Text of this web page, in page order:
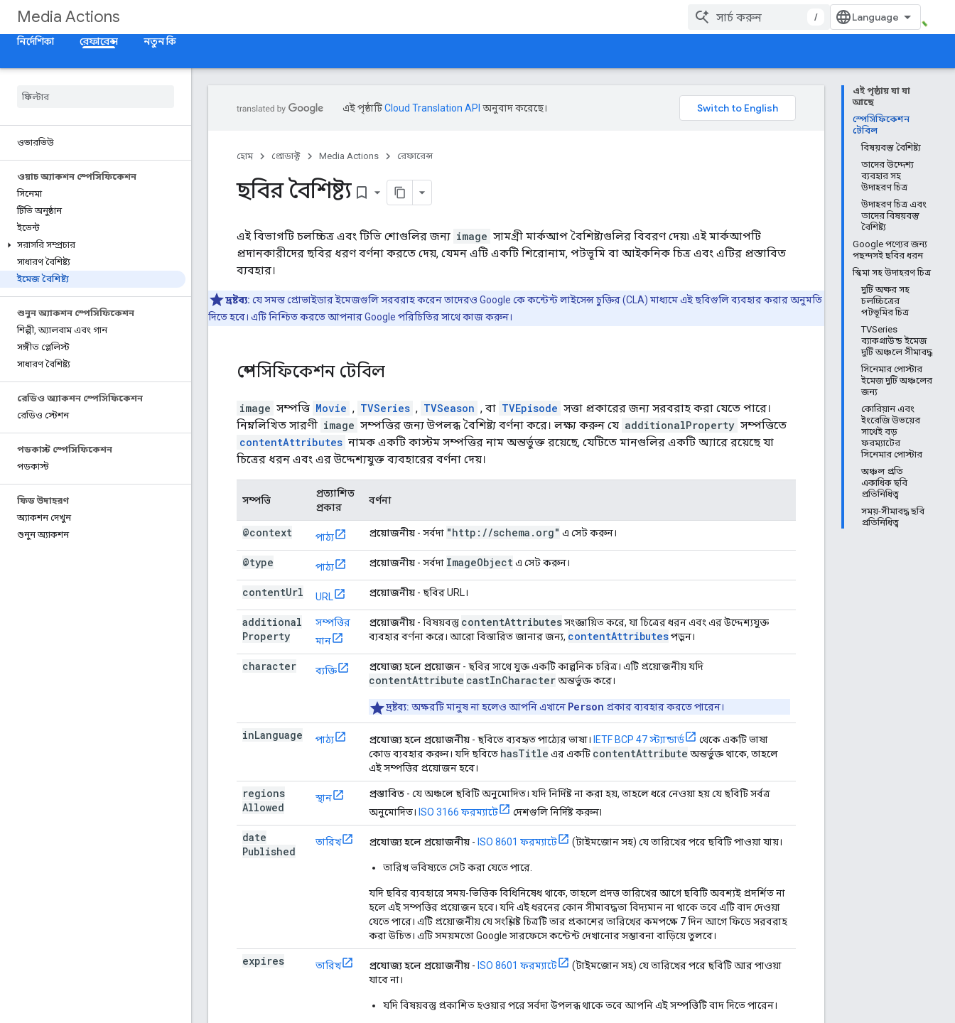
Media Actions
/
নির্দেশিকা
রেফারেন্স নতুন কি
ওভারভিউ
ওয়াচ অ্যাকশন স্পেসিফিকেশন
সিনেমা
টিভি অনুষ্ঠান
ইভেন্ট
সরাসরি সম্প্রচার
সাধারণ বৈশিষ্ট্য
ইমেজ বৈশিষ্ট্য
শুনুন অ্যাকশন স্পেসিফিকেশন
শিল্পী, অ্যালবাম এবং গান
সঙ্গীত প্লেলিস্ট
সাধারণ বৈশিষ্ট্য
রেডিও অ্যাকশন স্পেসিফিকেশন
রেডিও স্টেশন
পডকাস্ট স্পেসিফিকেশন
পডকাস্ট
ফিড উদাহরণ
অ্যাকশন দেখুন
শুনুন অ্যাকশন
এই পৃষ্ঠায় যা যা
আছে
স্পেসিফিকেশন
টেবিল
বিষয়বস্তু বৈশিষ্ট্য
তাদের উদ্দেশ্য
ব্যবহার সহ
উদাহরণ চিত্র
উদাহরণ চিত্র এবং
তাদের বিষয়বস্তু
বৈশিষ্ট্য
Google পণ্যের জন্য
পছন্দসই ছবির ধরন
স্কিমা সহ উদাহরণ চিত্র
দুটি অক্ষর সহ
চলচ্চিত্রের
পটভূমির চিত্র
TVSeries
ব্যাকগ্রাউন্ড ইমেজ
দুটি অঞ্চলে সীমাবদ্ধ
সিনেমার পোস্টার
ইমেজ দুটি অঞ্চলের
জন্য
কোরিয়ান এবং
ইংরেজি উভয়ের
সাথেই বড়
ফরম্যাটের
সিনেমার পোস্টার
অঞ্চল প্রতি
একাধিক ছবি
প্রতিনিধিত্ব
সময়-সীমাবদ্ধ ছবি
প্রতিনিধিত্ব
এই পৃষ্ঠাটিCloud Translation API অনুবাদ করেছে।
হোম প্রোডাক্ট Media Actions রেফারেন্স
ছবির বৈশিষ্ট্য bookmark_border
এই বিভাগটি চলচ্চিত্র এবং টিভি শোগুলির জন্য image সামগ্রী মার্কআপ বৈশিষ্ট্যগুলির বিবরণ দেয়৷ এই মার্কআপটি
প্রদানকারীদের ছবির ধরণ বর্ণনা করতে দেয়, যেমন এটি একটি শিরোনাম, পটভূমি বা আইকনিক চিত্র এবং এটির প্রস্তাবিত
ব্যবহার।
দ্রষ্টব্য: যে সমস্ত প্রোভাইডার ইমেজগুলি সরবরাহ করেন তাদেরও Google কে কন্টেন্ট লাইসেন্স চুক্তির (CLA) মাধ্যমে এই ছবিগুলি ব্যবহার করার অনুমতি
দিতে হবে। এটি নিশ্চিত করতে আপনার Google পরিচিতির সাথে কাজ করুন।
স্পেসিফিকেশন টেবিল
image সম্পত্তি Movie , TVSeries , TVSeason , বা TVEpisode সত্তা প্রকারের জন্য সরবরাহ করা যেতে পারে।
নিম্নলিখিত সারণী image সম্পত্তির জন্য উপলব্ধ বৈশিষ্ট্য বর্ণনা করে। লক্ষ্য করুন যে additionalProperty সম্পত্তিতে
contentAttributes নামক একটি কাস্টম সম্পত্তির নাম অন্তর্ভুক্ত রয়েছে, যেটিতে মানগুলির একটি অ্যারে রয়েছে যা
চিত্রের ধরন এবং এর উদ্দেশ্যযুক্ত ব্যবহারের বর্ণনা দেয়।
সম্পত্তি
প্রত্যাশিত
প্রকার
বর্ণনা
@context পাঠ্য প্রয়োজনীয় - সর্বদা "http: //schema . org" এ সেট করুন।
@type পাঠ্য প্রয়োজনীয় - সর্বদা ImageObjectএ সেট করুন।
contentUrl URL প্রয়োজনীয় - ছবির URL।
additional
Property
সম্পত্তির
মান
প্রয়োজনীয় - বিষয়বস্তু contentAttributesসংজ্ঞায়িত করে, যা চিত্রের ধরন এবং এর উদ্দেশ্যযুক্ত
ব্যবহার বর্ণনা করে। আরো বিস্তারিত জানার জন্য, contentAttributesপড়ুন।
character ব্যক্তি প্রযোজ্য হলে প্রয়োজন - ছবির সাথে যুক্ত একটি কাল্পনিক চরিত্র। এটি প্রয়োজনীয় যদি
contentAttribute castInCharacterঅন্তর্ভুক্ত করে।
দ্রষ্টব্য: অক্ষরটি মানুষ না হলেও আপনি এখানে Person প্রকার ব্যবহার করতে পারেন।
inLanguage পাঠ্য প্রযোজ্য হলে প্রয়োজনীয় - ছবিতে ব্যবহৃত পাঠ্যের ভাষা। IETF BCP 47 স্ট্যান্ডার্ড
থেকে একটি ভাষা
কোড ব্যবহার করুন। যদি ছবিতে hasTitle এর একটি contentAttribute অন্তর্ভুক্ত থাকে, তাহলে
এই সম্পত্তির প্রয়োজন হবে।
regions
Allowed
স্থান প্রস্তাবিত - যে অঞ্চলে ছবিটি অনুমোদিত। যদি নির্দিষ্ট না করা হয়, তাহলে ধরে নেওয়া হয় যে ছবিটি সর্বত্র
অনুমোদিত। ISO 3166 ফরম্যাটে দেশগুলি নির্দিষ্ট করুন৷
date
Published
তারিখ প্রযোজ্য হলে প্রয়োজনীয় - ISO 8601 ফরম্যাটে (টাইমজোন সহ) যে তারিখের পরে ছবিটি পাওয়া যায়।
তারিখ ভবিষ্যতে সেট করা যেতে পারে.
যদি ছবির ব্যবহারে সময়-ভিত্তিক বিধিনিষেধ থাকে, তাহলে প্রদত্ত তারিখের আগে ছবিটি অবশ্যই প্রদর্শিত না
হলে এই সম্পত্তির প্রয়োজন হবে। যদি এই ধরনের কোন সীমাবদ্ধতা বিদ্যমান না থাকে তবে এটি বাদ দেওয়া
যেতে পারে। এটি প্রয়োজনীয় যে সংশ্লিষ্ট চিত্রটি তার প্রকাশের তারিখের কমপক্ষে 7 দিন আগে ফিডে সরবরাহ
করা উচিত। এটি সময়মতো Google সারফেসে কন্টেন্ট দেখানোর সম্ভাবনা বাড়িয়ে তুলবে।
expires তারিখ প্রযোজ্য হলে প্রয়োজনীয় - ISO 8601 ফরম্যাটে
(টাইমজোন সহ) যে তারিখের পরে ছবিটি আর পাওয়া
যাবে না।
যদি বিষয়বস্তু প্রকাশিত হওয়ার পরে সর্বদা উপলব্ধ থাকে তবে আপনি এই সম্পত্তিটি বাদ দিতে পারেন।